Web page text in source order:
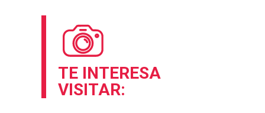
TE INTERESA
VISITAR: